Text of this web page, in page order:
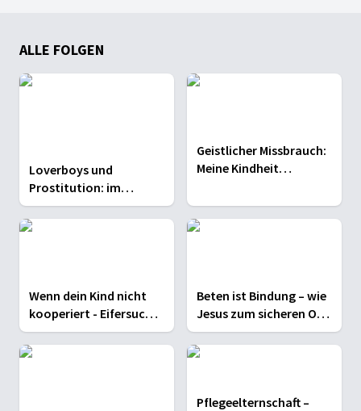
ALLE FOLGEN
Loverboys und
Prostitution: im
Gespräch mit
Streetworkerin Anna
Geistlicher Missbrauch:
Meine Kindheit
Angst
Wenn dein Kind nicht
kooperiert - Eifersucht,
Weglaufen &
Verweigerung
Beten ist Bindung – wie
Jesus zum sicheren Ort
für Kinder wird
Pflegeelternschaft –